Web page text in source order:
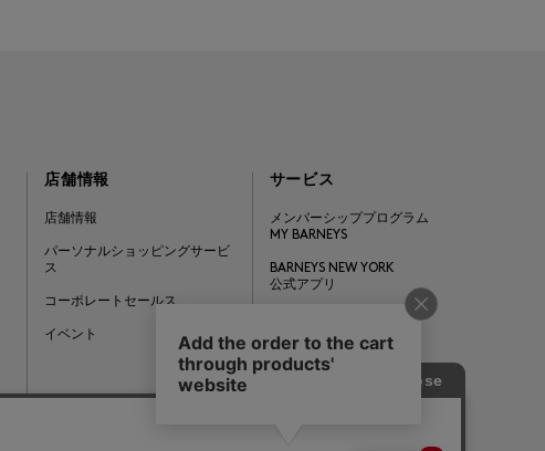
店舗情報
店舗情報
パーソナルショッピングサービ
ス
コーポレートセールス
イベント
サービス
メンバーシッププログラム
MY BARNEYS
BARNEYS NEW YORK
公式アプリ